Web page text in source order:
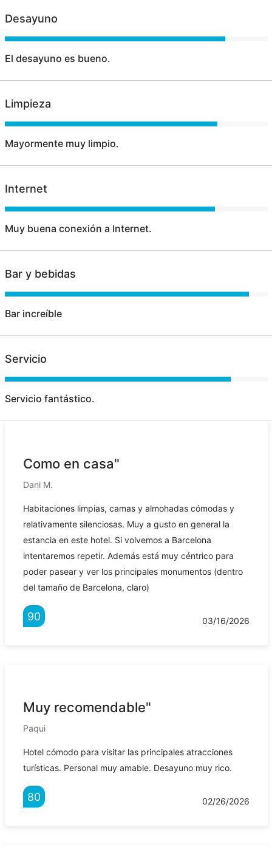
Desayuno
El desayuno es bueno.
Limpieza
Mayormente muy limpio.
Internet
Muy buena conexión a Internet.
Bar y bebidas
Bar increíble
Servicio
Servicio fantástico.
Como en casa"
Dani M.
Habitaciones limpias, camas y almohadas cómodas y
relativamente silenciosas. Muy a gusto en general la
estancia en este hotel. Si volvemos a Barcelona
intentaremos repetir. Además está muy céntrico para
poder pasear y ver los principales monumentos (dentro
del tamaño de Barcelona, claro)
90 03/16/2026
Muy recomendable"
Paqui
Hotel cómodo para visitar las principales atracciones
turísticas. Personal muy amable. Desayuno muy rico.
80 02/26/2026